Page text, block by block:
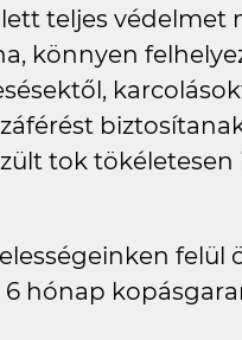
teljes védelmet
könnyen
tok
felül
hónap